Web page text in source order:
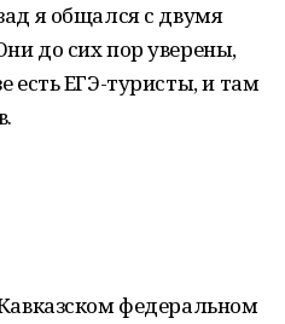
я общался с двумя
до сих пор уверены,
есть ЕГЭ-туристы, и там
федеральном